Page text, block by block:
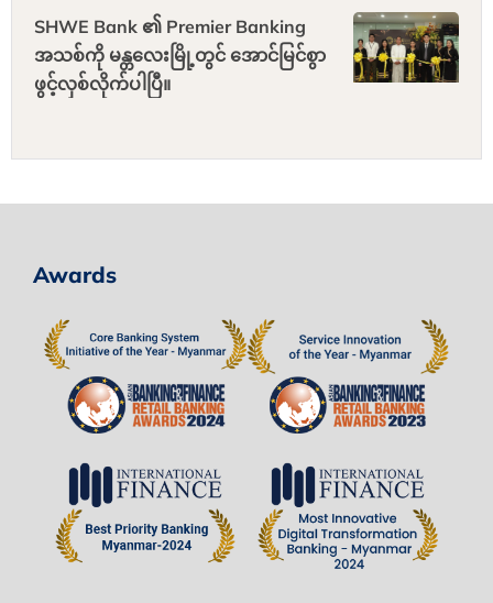
SHWE Bank ၏ Premier Banking
အသစ်ကို မန္တလေးမြို့တွင် အောင်မြင်စွာ
ဖွင့်လှစ်လိုက်ပါပြီ။
Awards